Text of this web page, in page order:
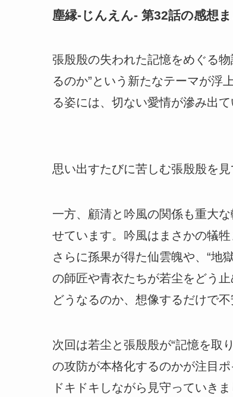
塵縁-じんえん- 第32話の感想
張殷殷の失われた記憶をめぐる
るのか”という新たなテーマが浮
る姿には、切ない愛情が滲み出て
思い出すたびに苦しむ張殷殷を
一方、顧清と吟風の関係も重大
せています。吟風はまさかの犠
さらに孫果が得た仙雲魄や、“地
の師匠や青衣たちが若尘をどう
どうなるのか、想像するだけで不
次回は若尘と張殷殷が“記憶を取
の攻防が本格化するのかが注目
ドキドキしながら見守っていきま